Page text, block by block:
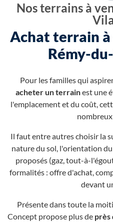
Nos terrains à
Achat terrain à
Rémy-
Pour les familles qui
acheter un terrainest une
l'emplacement et du coût,
Il faut entre autres choisir la
nature du sol, l'orientation
proposés (gaz, tout-à-
formalités : offre d'achat,
devant
Présente dans toute la
Concept propose plus de près